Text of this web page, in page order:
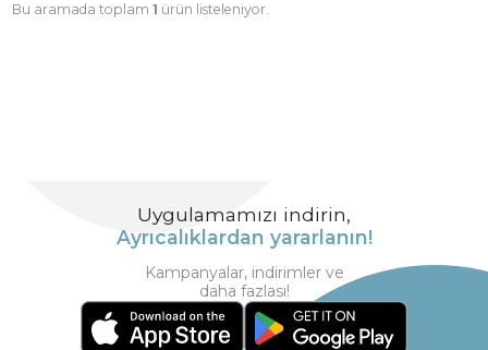
Bu aramada toplam 1 ürün listeleniyor.
Uygulamamızı indirin,
Ayrıcalıklardan yararlanın!
Kampanyalar, indirimler ve
daha fazlası!